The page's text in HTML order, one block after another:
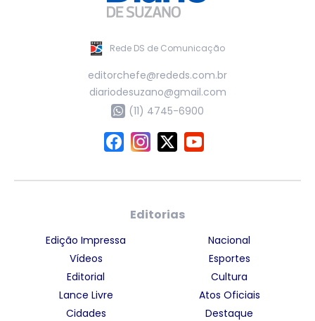
Rede DS de Comunicação
editorchefe@rededs.com.br
diariodesuzano@gmail.com
(11) 4745-6900
Editorias
Edição Impressa
Vídeos
Editorial
Lance Livre
Cidades
Nacional
Esportes
Cultura
Atos Oficiais
Destaque